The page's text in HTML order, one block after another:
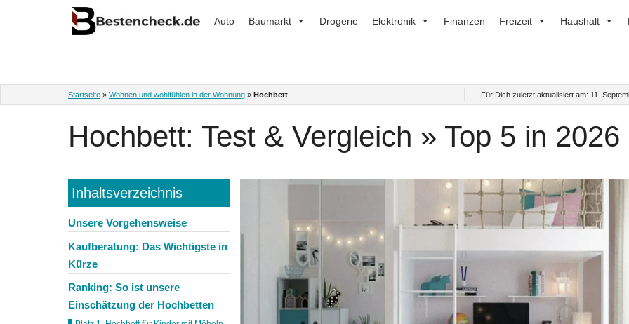
Auto Baumarkt Drogerie Elektronik Finanzen Freizeit Haushalt
Startseite » Wohnen und wohlfühlen in der Wohnung » Hochbett Für Dich zuletzt aktualisiert am: 11.
Hochbett: Test & Vergleich » Top 5 in 2026
Inhaltsverzeichnis
Unsere Vorgehensweise
Kaufberatung: Das Wichtigste in
Kürze
Ranking: So ist unsere
Einschätzung der Hochbetten